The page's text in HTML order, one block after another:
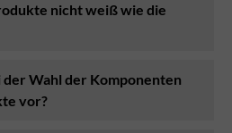
nicht weiß wie die
Wahl der Komponenten
vor?